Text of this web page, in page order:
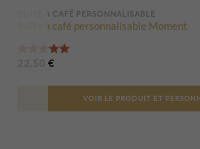
BOÎTE À CAFÉ PERSONNALISABLE
Boîte à café personnalisable Moment
€
VOIR LE PRODUIT ET